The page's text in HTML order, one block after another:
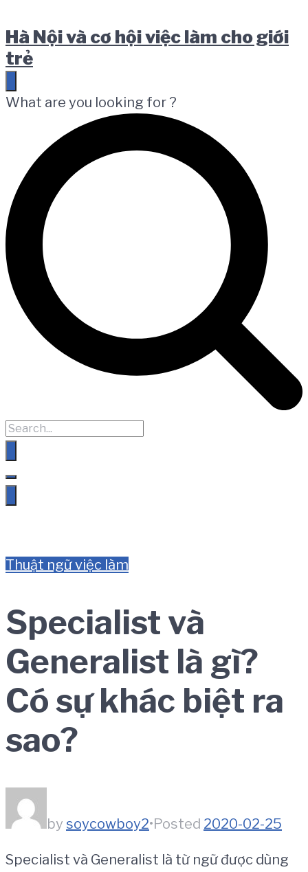
to
main
to
content
to
footer
Hà Nội và cơ hội việc làm cho giới
trẻ
What are you looking for ?
Thuật ngữ việc làm
Specialist và
Generalist là gì?
Có sự khác biệt ra
sao?
by soycowboy2•Posted 2020-02-25
Specialist và Generalist là từ ngữ được dùng